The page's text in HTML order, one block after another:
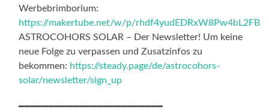
Werbebrimborium:
https://makertube.net/w/p/rhdf4yudEDRxW8Pw4bL2FB
ASTROCOHORS SOLAR – Der Newsletter! Um keine
neue Folge zu verpassen und Zusatzinfos zu
bekommen: https://steady.page/de/astrocohors-
solar/newsletter/sign_up
━━━━━━━━━━━━━━━━━━━━━━━━